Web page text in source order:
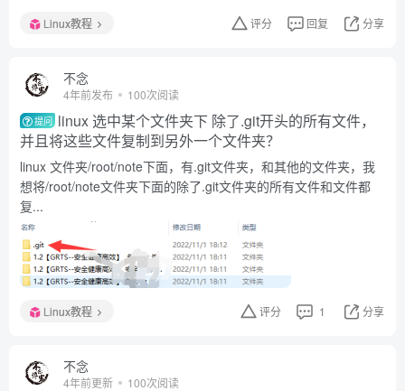
Linux教程 评分 回复 分享
不念
4年前发布 100次阅读
提问 linux 选中某个文件夹下 除了.git开头的所有文件，
并且将这些文件复制到另外一个文件夹？
linux 文件夹/root/note下面，有.git文件夹，和其他的文件夹，我
想将/root/note文件夹下面的除了.git文件夹的所有文件和文件都
复...
Linux教程 评分 1 分享
不念
4年前更新 100次阅读